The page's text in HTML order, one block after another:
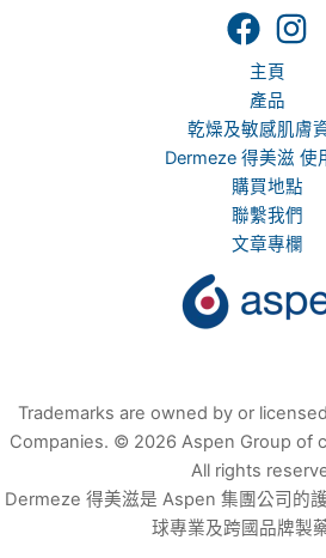
主頁
產品
乾燥及敏感肌膚
Dermeze 得美滋 使
購買地點
聯繫我們
文章專欄
Trademarks are owned by or
Companies. © 2026 Aspen Group of
All rights
Dermeze 得美滋是 Aspen 集團公司的
球專業及跨國品牌製